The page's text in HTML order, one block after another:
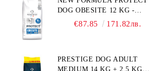
DOG OBESITE 12 KG -
ПЪЛНОЦЕННА ДИЕТИЧНА
ПОТРЕБНОСТИ:
€87.85 171.82лв.
PRESTIGE DOG ADULT
MEDIUM 14 KG + 2,5 KG